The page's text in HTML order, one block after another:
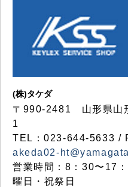
(株)タケダ
〒990-2481 山形県山
1
TEL：023-644-5633 /
akeda02-
営業時間：8：30〜17
曜日・祝祭日